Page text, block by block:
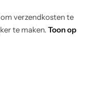
verzendkosten te
te maken. Toon op